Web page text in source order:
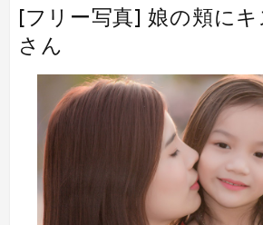
[フリー写真] 娘の頬に
さん